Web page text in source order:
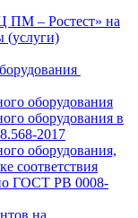
– Ростест» на
(услуги)
оборудования
оборудования в
2017
оборудования,
соответствия
ГОСТ РВ 0008-
на